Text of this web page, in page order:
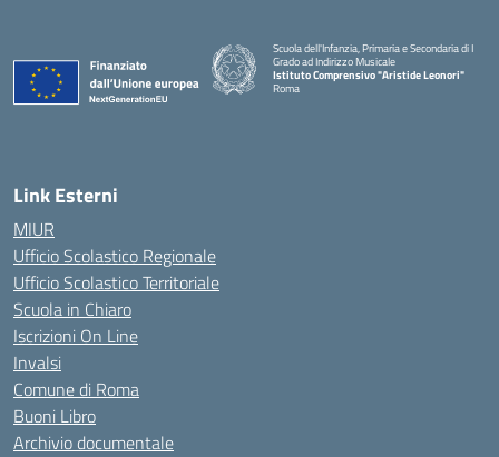
Scuola dell'Infanzia, Primaria e Secondaria di I
Grado ad Indirizzo Musicale
Istituto Comprensivo "Aristide Leonori"
Roma
Link Esterni
MIUR
Ufficio Scolastico Regionale
Ufficio Scolastico Territoriale
Scuola in Chiaro
Iscrizioni On Line
Invalsi
Comune di Roma
Buoni Libro
Archivio documentale